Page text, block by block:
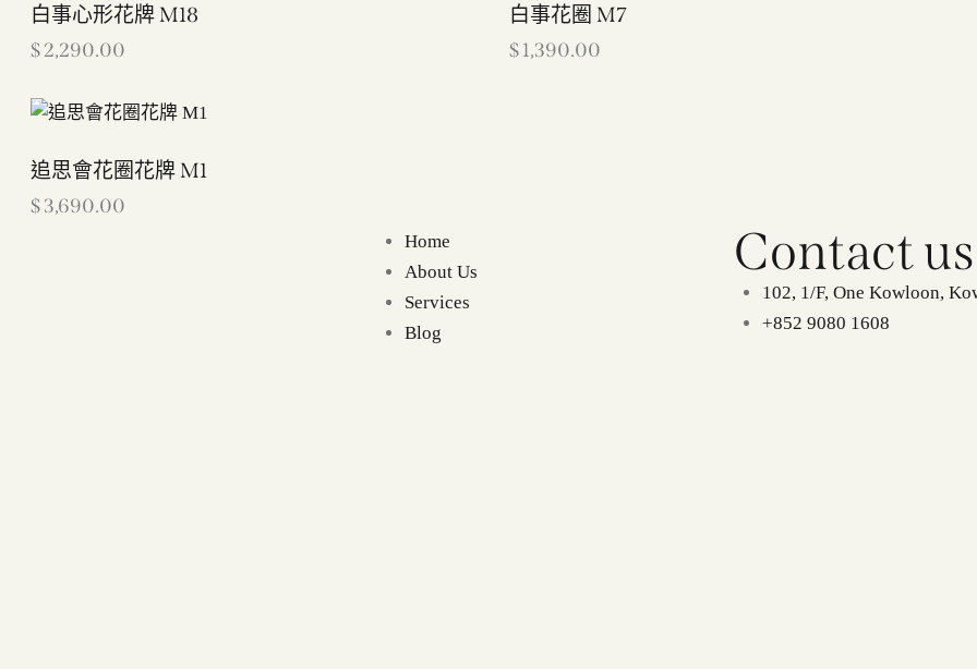
白事心形花牌 M18
$2,290.00
白事花圈 M7
$1,390.00
追思會花圈花牌 M1
$3,690.00
Home
About Us
Services
Blog
Contact us
102, 1/F, One Kowloon,
+852 9080 1608